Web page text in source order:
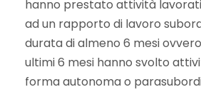
hanno prestato attività
ad un rapporto di lavoro
durata di almeno 6 mesi
ultimi 6 mesi hanno svolto
forma autonoma o